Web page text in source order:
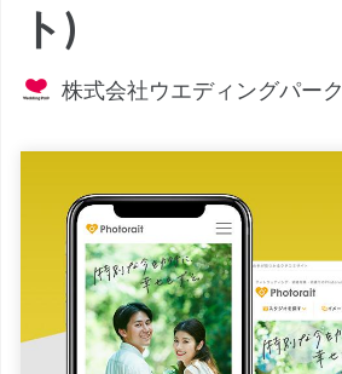
ト)
株式会社ウエディングパーク